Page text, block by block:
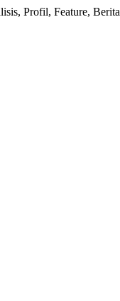
Profil, Feature,